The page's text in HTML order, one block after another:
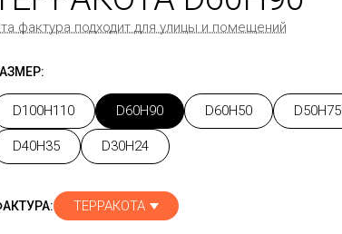
фактура подходит для улицы и помещений
D100H110 D60H90 D60H50 D50H75
D40H35 D30H24
ТЕРРАКОТА